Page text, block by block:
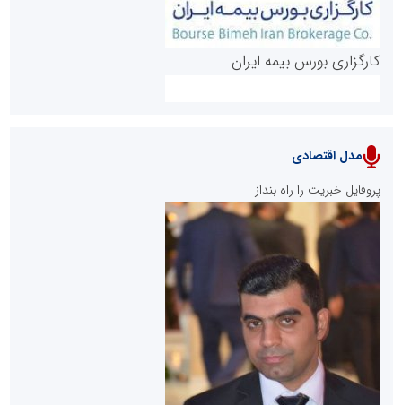
پایگاه خبری نهضت ملی مسکن
کارگزاری بورس بیمه ایران
سازمان بورس و اوراق بهادار
مرجع اخبار موثق در بازارسرمایه
مدل اقتصادی
پروفایل خبریت را راه بنداز